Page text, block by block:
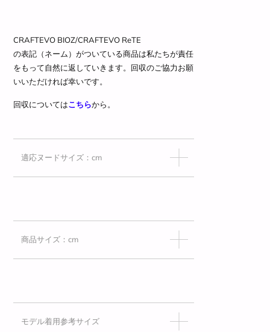
CRAFTEVO BIOZ/CRAFTEVO ReTE
の表記（ネーム）がついている商品は私たちが責任
をもって自然に返していきます。回収のご協力お願
いいただければ幸いです。
回収についてはこちらから。
適応ヌードサイズ：cm
商品サイズ：cm
モデル着用参考サイズ